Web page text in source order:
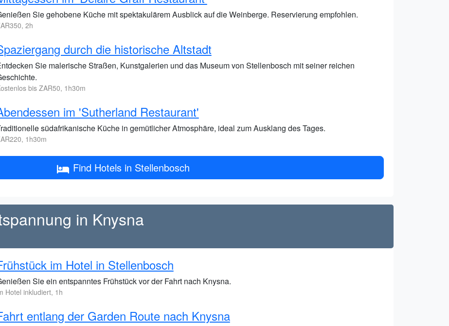
Sie gehobene Küche mit spektakulärem Ausblick auf die Weinberge. Reservierung empfohlen.
2h
durch die historische Altstadt
Sie malerische Straßen, Kunstgalerien und das Museum von Stellenbosch mit seiner reichen
bis ZAR50, 1h30m
im 'Sutherland Restaurant'
südafrikanische Küche in gemütlicher Atmosphäre, ideal zum Ausklang des Tages.
1h30m
Find Hotels in Stellenbosch
in Knysna
im Hotel in Stellenbosch
Sie ein entspanntes Frühstück vor der Fahrt nach Knysna.
Hotel inkludiert, 1h
entlang der Garden Route nach Knysna